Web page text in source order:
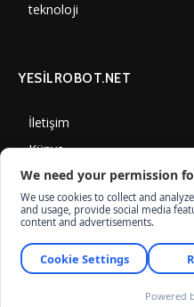
teknoloji
YESİLROBOT.NET
İletişim
Künye
Gizlilik Politikası
Çerez Kullanımı
© Yesilrobot.Net, İnternet